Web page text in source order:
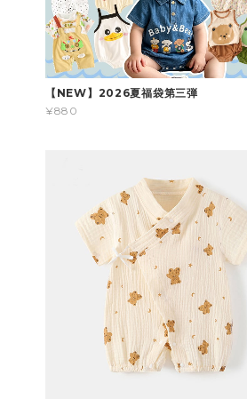
【NEW】2026夏福袋第三弾
¥880